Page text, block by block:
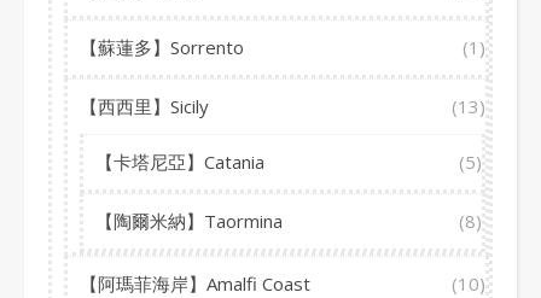
【蘇蓮多】Sorrento (1)
【西西里】Sicily (13)
【卡塔尼亞】Catania (5)
【陶爾米納】Taormina (8)
【阿瑪菲海岸】Amalfi Coast (10)